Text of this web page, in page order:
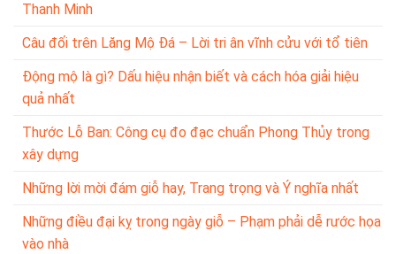
Thanh Minh
Câu đối trên Lăng Mộ Đá – Lời tri ân vĩnh cửu với tổ tiên
Động mộ là gì? Dấu hiệu nhận biết và cách hóa giải hiệu
quả nhất
Thước Lỗ Ban: Công cụ đo đạc chuẩn Phong Thủy trong
xây dựng
Những lời mời đám giỗ hay, Trang trọng và Ý nghĩa nhất
Những điều đại kỵ trong ngày giỗ – Phạm phải dễ rước họa
vào nhà